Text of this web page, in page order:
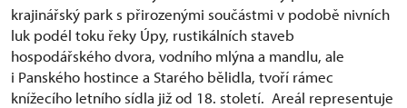
krajinářský park s přirozenými součástmi v podobě nivních
luk podél toku řeky Úpy, rustikálních staveb
hospodářského dvora, vodního mlýna a mandlu, ale
i Panského hostince a Starého bělidla, tvoří rámec
knížecího letního sídla již od 18. století. Areál representuje